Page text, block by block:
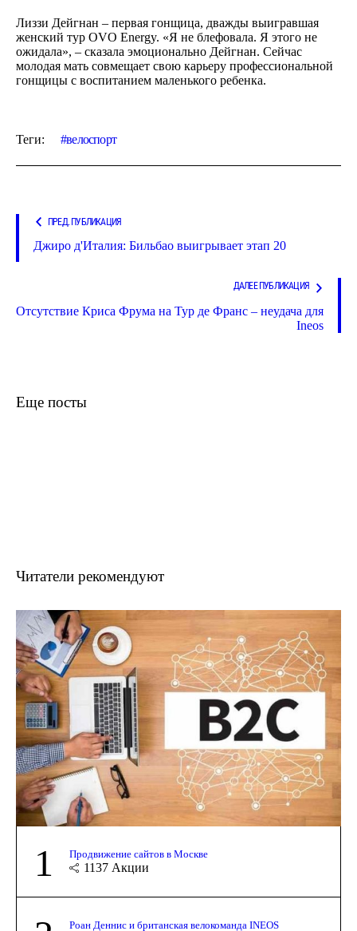
Лиззи Дейгнан – первая гонщица, дважды выигравшая
женский тур OVO Energy. «Я не блефовала. Я этого не
ожидала», – сказала эмоционально Дейгнан. Сейчас
молодая мать совмещает свою карьеру профессиональной
гонщицы с воспитанием маленького ребенка.
Теги: велоспорт
ПРЕД. ПУБЛИКАЦИЯ
Джиро д'Италия: Бильбао выигрывает этап 20
ДАЛЕЕ ПУБЛИКАЦИЯ
Отсутствие Криса Фрума на Тур де Франс – неудача для
Ineos
Еще посты
Читатели рекомендуют
1 Продвижение сайтов в Москве
1137 Акции
Роан Деннис и британская велокоманда INEOS